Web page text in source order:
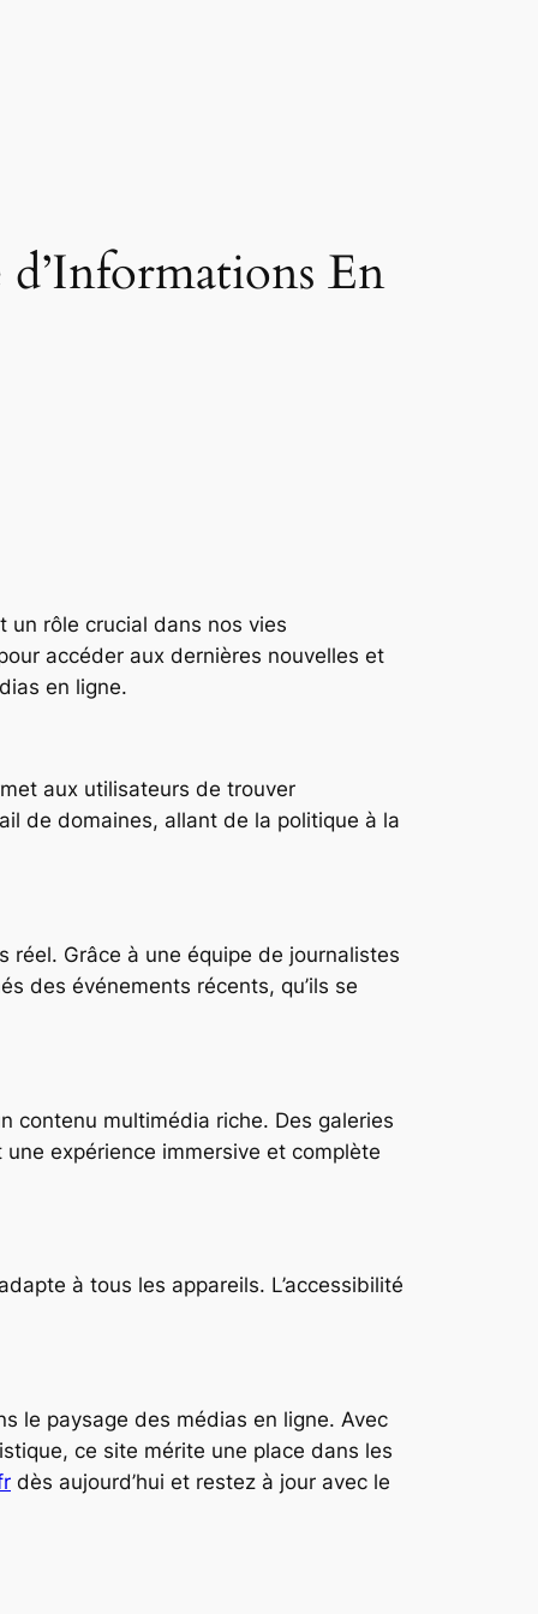
En
un rôle crucial dans nos vies
accéder aux dernières nouvelles et
en ligne.
aux utilisateurs de trouver
de domaines, allant de la politique à la
Grâce à une équipe de journalistes
des événements récents, qu’ils se
contenu multimédia riche. Des galeries
expérience immersive et complète
à tous les appareils. L’accessibilité
le paysage des médias en ligne. Avec
ce site mérite une place dans les
dès aujourd’hui et restez à jour avec le